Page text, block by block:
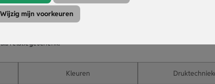
Wijzig mijn voorkeuren
hoogwaardig glas.
uitstraling.
relatiegeschenk.
Kleuren